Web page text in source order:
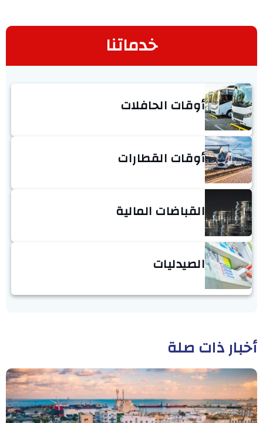
خدماتنا
أوقات الحافلات
أوقات القطارات
القباضات المالية
الصيدليات
أخبار ذات صلة